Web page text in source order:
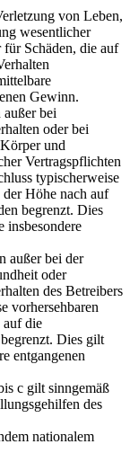
von Leben,
wesentlicher
Schäden, die auf
Gewinn.
bei
oder bei
und
Vertragspflichten
typischerweise
Höhe nach auf
begrenzt. Dies
insbesondere
außer bei der
oder
des Betreibers
vorhersehbaren
auf die
Dies gilt
entgangenen
c gilt sinngemäß
des
nationalem